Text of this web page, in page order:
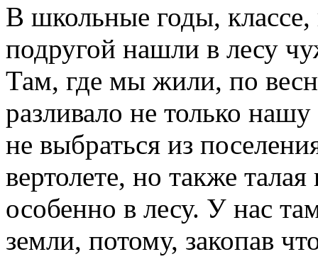
В школьные годы,
подругой нашли в лесу
Там, где мы жили, по
разливало не только
не выбраться из
вертолете, но также
особенно в лесу. У нас
земли, потому, закопав